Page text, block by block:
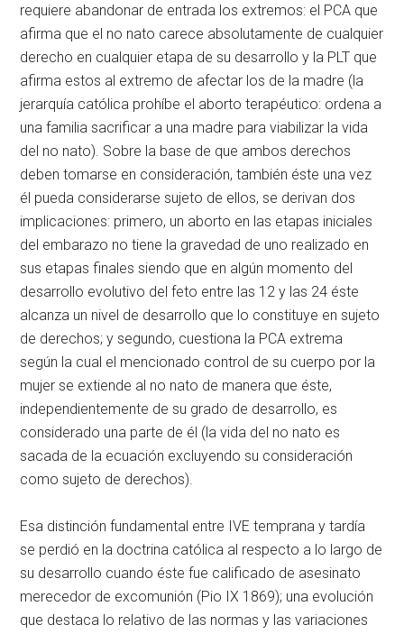
requiere abandonar de entrada los extremos: el PCA que
afirma que el no nato carece absolutamente de cualquier
derecho en cualquier etapa de su desarrollo y la PLT que
afirma estos al extremo de afectar los de la madre (la
jerarquía católica prohíbe el aborto terapéutico: ordena a
una familia sacrificar a una madre para viabilizar la vida
del no nato). Sobre la base de que ambos derechos
deben tomarse en consideración, también éste una vez
él pueda considerarse sujeto de ellos, se derivan dos
implicaciones: primero, un aborto en las etapas iniciales
del embarazo no tiene la gravedad de uno realizado en
sus etapas finales siendo que en algún momento del
desarrollo evolutivo del feto entre las 12 y las 24 éste
alcanza un nivel de desarrollo que lo constituye en sujeto
de derechos; y segundo, cuestiona la PCA extrema
según la cual el mencionado control de su cuerpo por la
mujer se extiende al no nato de manera que éste,
independientemente de su grado de desarrollo, es
considerado una parte de él (la vida del no nato es
sacada de la ecuación excluyendo su consideración
como sujeto de derechos).
Esa distinción fundamental entre IVE temprana y tardía
se perdió en la doctrina católica al respecto a lo largo de
su desarrollo cuando éste fue calificado de asesinato
merecedor de excomunión (Pio IX 1869); una evolución
que destaca lo relativo de las normas y las variaciones